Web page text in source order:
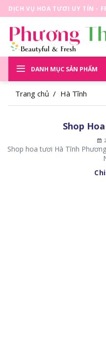
Skip
to
content
DỊCH VỤ HOA TƯƠI UY TÍN -
DANH MỤC SẢN PHẨM
Trang chủ / Hà Tĩnh
Shop
Shop hoa tươi Hà Tĩnh